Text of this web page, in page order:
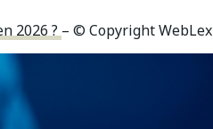
2026 ? – © Copyright WebLex